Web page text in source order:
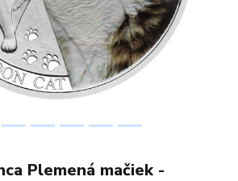
Plemená mačiek -